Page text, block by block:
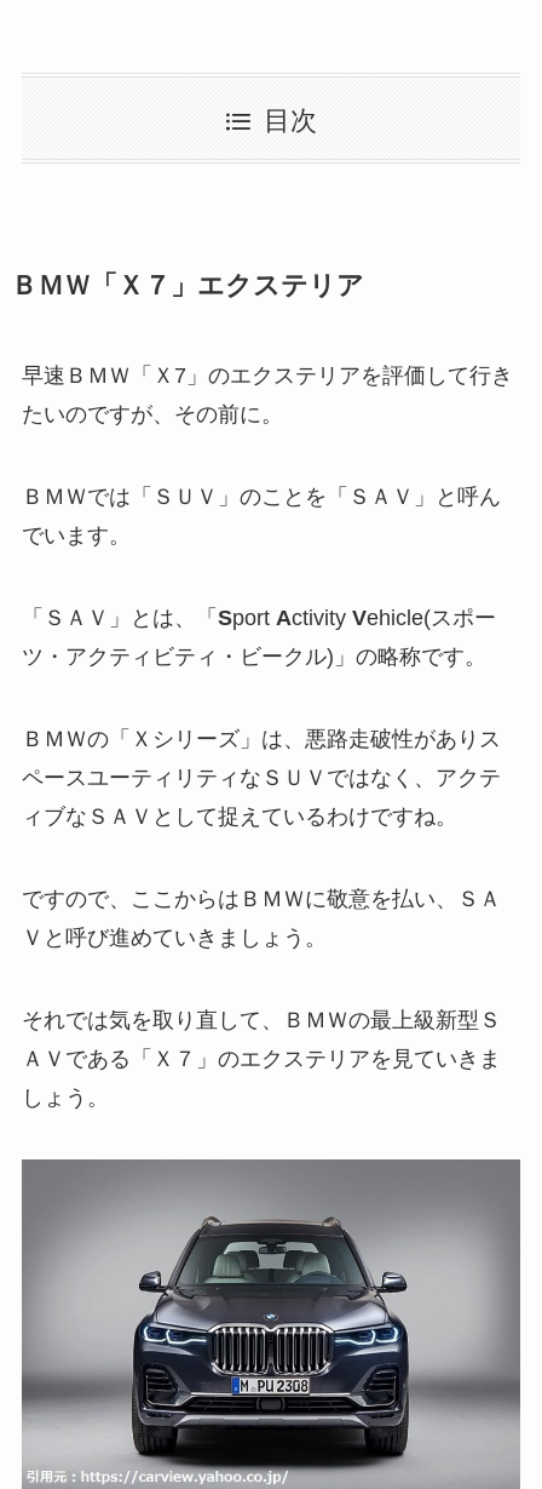
目次
ＢＭＷ「Ｘ７」エクステリア
早速ＢＭＷ「Ｘ7」のエクステリアを評価して行き
たいのですが、その前に。
ＢＭＷでは「ＳＵＶ」のことを「ＳＡＶ」と呼ん
でいます。
「ＳＡＶ」とは、「 Sport Activity Vehicle(スポー
ツ・アクティビティ・ビークル)」の略称です。
ＢＭＷの「Ｘシリーズ」は、悪路走破性がありス
ペースユーティリティなＳＵＶではなく、アクテ
ィブなＳＡＶとして捉えているわけですね。
ですので、ここからはＢＭＷに敬意を払い、ＳＡ
Ｖと呼び進めていきましょう。
それでは気を取り直して、ＢＭＷの最上級新型Ｓ
ＡＶである「Ｘ７」のエクステリアを見ていきま
しょう。